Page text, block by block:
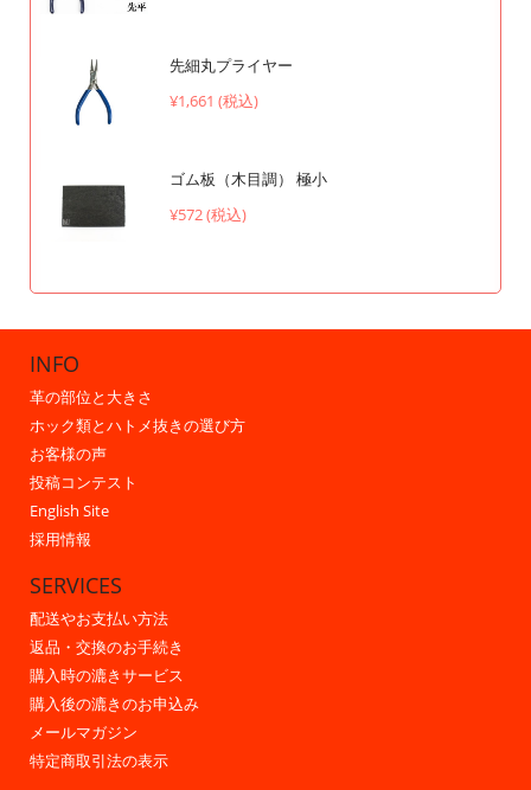
先細丸プライヤー
¥1,661 (税込)
ゴム板（木目調） 極小
¥572 (税込)
INFO
革の部位と大きさ
ホック類とハトメ抜きの選び方
お客様の声
投稿コンテスト
English Site
採用情報
SERVICES
配送やお支払い方法
返品・交換のお手続き
購入時の漉きサービス
購入後の漉きのお申込み
メールマガジン
特定商取引法の表示